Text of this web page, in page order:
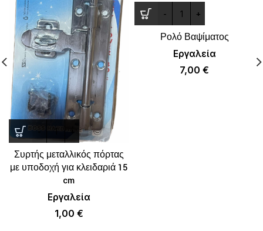
Συρτής μεταλλικός πόρτας
με υποδοχή για κλειδαριά 15
cm
Εργαλεία
1,00 €
Ρολό Βαψίματος
Εργαλεία
7,00 €